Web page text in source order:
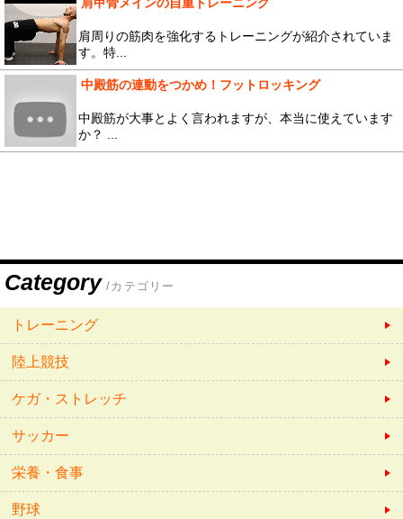
肩周りの筋肉を強化するトレーニングが紹介されていま
す。特...
中殿筋の連動をつかめ！フットロッキング
中殿筋が大事とよく言われますが、本当に使えています
か？ ...
Category /カテゴリー
トレーニング
陸上競技
ケガ・ストレッチ
サッカー
栄養・食事
野球